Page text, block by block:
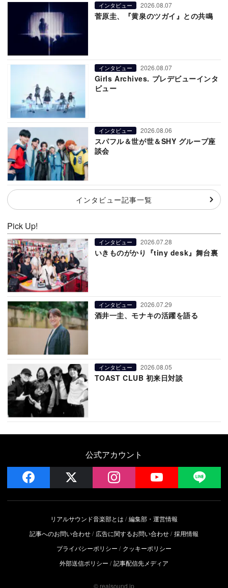
インタビュー 2026.08.07
菅原圭、『黄泉のツガイ』との共鳴
インタビュー 2026.08.07
Girls Archives. プレデビューインタ
ビュー
インタビュー 2026.08.06
スパフル＆世が世＆SHY グループ座
談会
インタビュー記事一覧
Pick Up!
インタビュー 2026.07.28
いきものがかり『tiny desk』舞台裏
インタビュー 2026.07.29
酒井一圭、モナキの活躍を語る
インタビュー 2026.08.05
TOAST CLUB 初来日対談
公式アカウント
facebook instagram YouTube
リアルサウンド音楽部とは
編集部・運営情報
記事へのお問い合わせ
広告に関するお問い合わせ 採用情報
プライバシーポリシー
クッキーポリシー
外部送信ポリシー
記事配信先メディア
© realsound.jp